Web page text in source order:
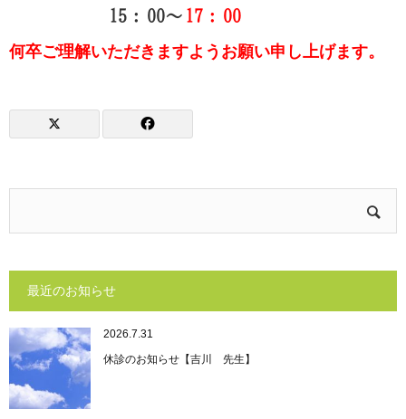
15：00～ 17：00
何卒ご理解いただきますようお願い申し上げます。
最近のお知らせ
休診のお知らせ【吉川 先生】
2026.7.31